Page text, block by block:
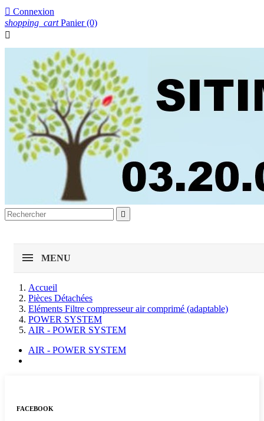
 Connexion
shopping_cart Panier (0)


MENU
Accueil
Pièces Détachées
Eléments Filtre compresseur air comprimé (adaptable)
POWER SYSTEM
AIR - POWER SYSTEM
AIR - POWER SYSTEM
FACEBOOK